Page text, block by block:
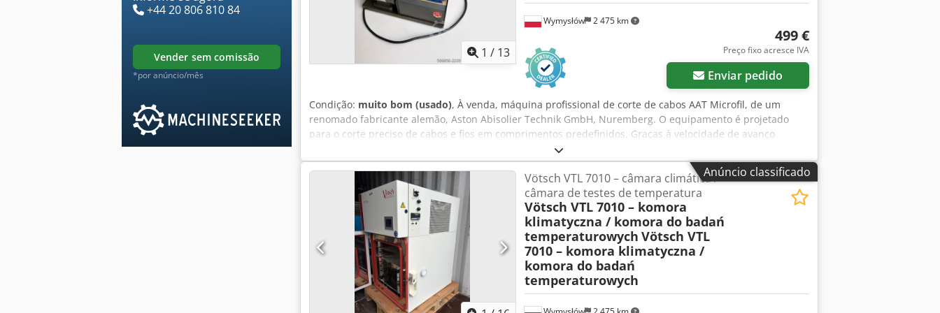
+44 20 806 810 84
vender sem comissão
*por anúncio/mês
1 / 13
Wymysłów 2 475 km
499 €
Preço fixo acresce IVA
Enviar pedido
Condição: muito bom (usado), À venda, máquina profissional de corte de cabos AAT Microfil, de um
renomado fabricante alemão, Aston Abisolier Technik GmbH, Nuremberg. O equipamento é projetado
para o corte preciso de cabos e fios em comprimentos predefinidos. Graças à velocidade de avanço
ajustável e ao contador de peças, é ideal para oficinas elétricas, fábricas e para a produção de feixes de
cabos. O fabricante é especializado em equipamentos para o processamento de cabos há muitos anos.
Csdpszkb T Rofx Adrsrf Dados técnicos: Fabricante: Aston Abisolier Technik GmbH (AAT) Modelo: Microfil
País de fabricação: Alemanha Alimentação: 220 V / 50 Hz Potência do motor: 90 W Transmissão com
controle de velocidade variável (Minidrive) Faixa de velocidade: aprox. 15–135 rpm Ajuste do comprimento
de corte Faixa de ajuste de comprimento no painel: aprox. 40–7200 mm Contador de cortes realizados
Estrutura metálica estável Aplicações: corte de cabos elétricos, corte de cabos de fio único e multifio,
preparação de cabos para processamento posterior, produção de feixes de cabos, oficinas elétricas e
eletrónicas. Estado: Equipamento usado, em bom estado visual. Apresenta sinais normais de uso,
decorrentes da sua utilização. Ao ser ligado à alimentação, a luz indicadora acende e a máquina inicia.
Vendido exatamente no estado em que se encontra nas fotografias. Incluído: máquina AAT Microfil, cabo
de alimentação.
Anúncio classificado
Vötsch VTL 7010 – câmara climática /
câmara de testes de temperatura
Vötsch VTL 7010 – komora
klimatyczna / komora do badań
temperaturowych Vötsch VTL
7010 – komora klimatyczna /
komora do badań
temperaturowych